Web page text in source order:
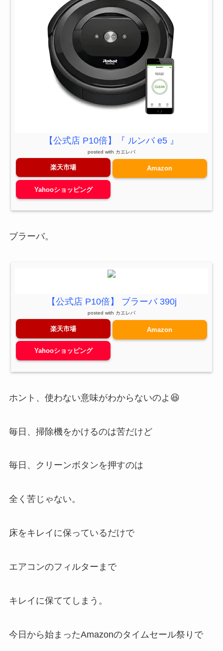
【公式店 P10倍】『 ルンバ e5 』
posted with カエレバ
楽天市場 Amazon
Yahooショッピング
ブラーバ。
【公式店 P10倍】 ブラーバ 390j
posted with カエレバ
楽天市場 Amazon
Yahooショッピング
ホント、使わない意味がわからないのよ😆
毎日、掃除機をかけるのは苦だけど
毎日、クリーンボタンを押すのは
全く苦じゃない。
床をキレイに保っているだけで
エアコンのフィルターまで
キレイに保ててしまう。
今日から始まったAmazonのタイムセール祭りで